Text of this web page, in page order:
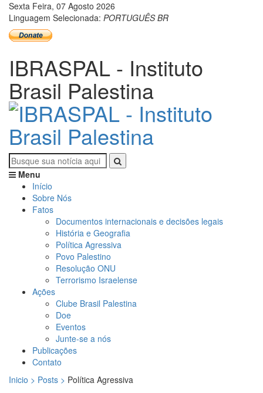
Sexta Feira, 07 Agosto 2026
Linguagem Selecionada: PORTUGUÊS BR
IBRASPAL - Instituto
Brasil Palestina
Menu
Início
Sobre Nós
Fatos
Documentos internacionais e decisões legais
História e Geografia
Política Agressiva
Povo Palestino
Resolução ONU
Terrorismo Israelense
Ações
Clube Brasil Palestina
Doe
Eventos
Junte-se a nós
Publicações
Contato
Inicio > Posts > Política Agressiva